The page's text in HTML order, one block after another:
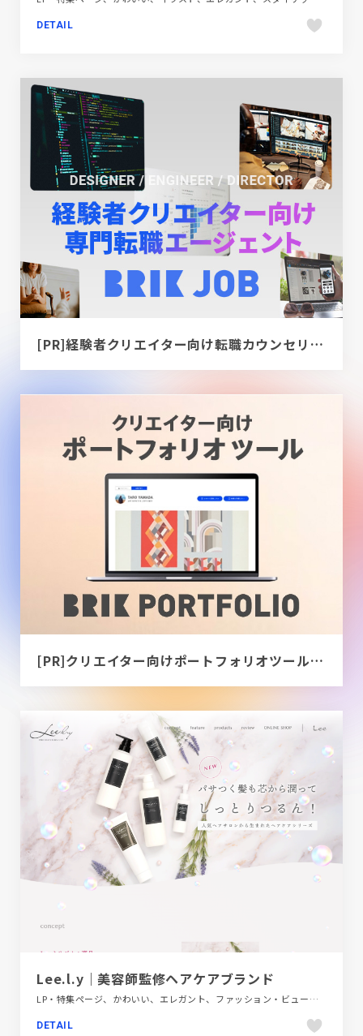
DETAIL
[PR]経験者クリエイター向け転職カウンセリング｜デザイナー / ディレクター / エンジニア
[PR]クリエイター向けポートフォリオツール｜BRIK PORTFOLIO
Lee.l.y｜美容師監修ヘアケアブランド
LP・特集ページ、かわいい、エレガント、ファッション・ビューティー、ホワイト系
DETAIL